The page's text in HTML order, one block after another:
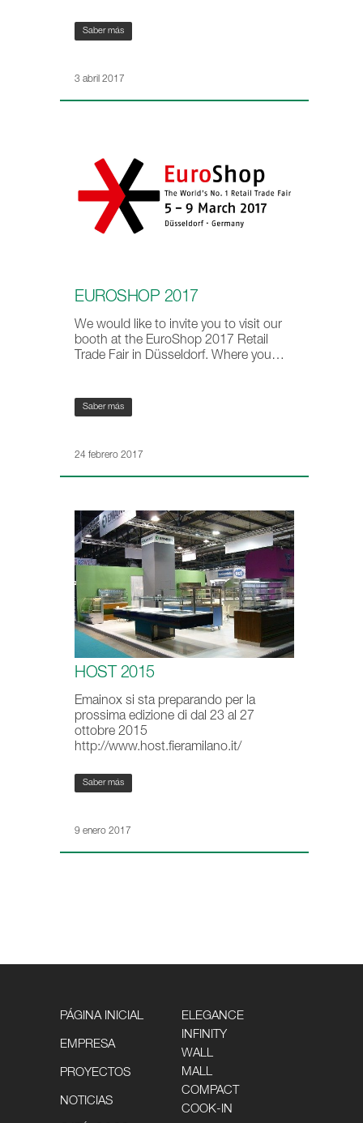
Saber más
3 abril 2017
EUROSHOP 2017
We would like to invite you to visit our
booth at the EuroShop 2017 Retail
Trade Fair in Düsseldorf. Where you…
Saber más
24 febrero 2017
HOST 2015
Emainox si sta preparando per la
prossima edizione di dal 23 al 27
ottobre 2015
http://www.host.fieramilano.it/
Saber más
9 enero 2017
PÁGINA INICIAL
EMPRESA
PROYECTOS
NOTICIAS
ELEGANCE
INFINITY
WALL
MALL
COMPACT
COOK-IN